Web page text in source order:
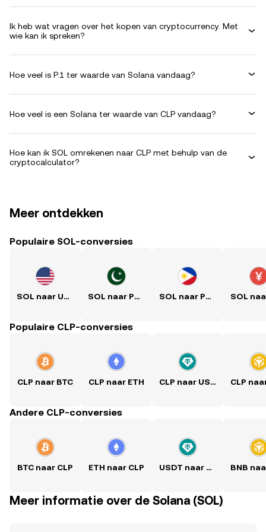
Ik heb wat vragen over het kopen van cryptocurrency. Met
wie kan ik spreken?
Hoe veel is P.1 ter waarde van Solana vandaag?
Hoe veel is een Solana ter waarde van CLP vandaag?
Hoe kan ik SOL omrekenen naar CLP met behulp van de
cryptocalculator?
Meer ontdekken
Populaire SOL-conversies
SOL naar USD SOL naar PKR SOL naar PHP
Populaire CLP-conversies
CLP naar BTC CLP naar ETH CLP naar USDT CLP
Andere CLP-conversies
BTC naar CLP ETH naar CLP USDT naar CLP BNB
Meer informatie over de Solana (SOL)